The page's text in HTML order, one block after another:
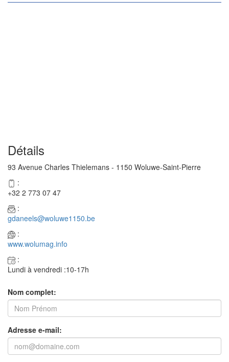
Détails
93 Avenue Charles Thielemans - 1150 Woluwe-Saint-Pierre
:
+32 2 773 07 47
:
gdaneels@woluwe1150.be
:
www.wolumag.info
:
Lundi à vendredi :10-17h
Nom complet:
Adresse e-mail: